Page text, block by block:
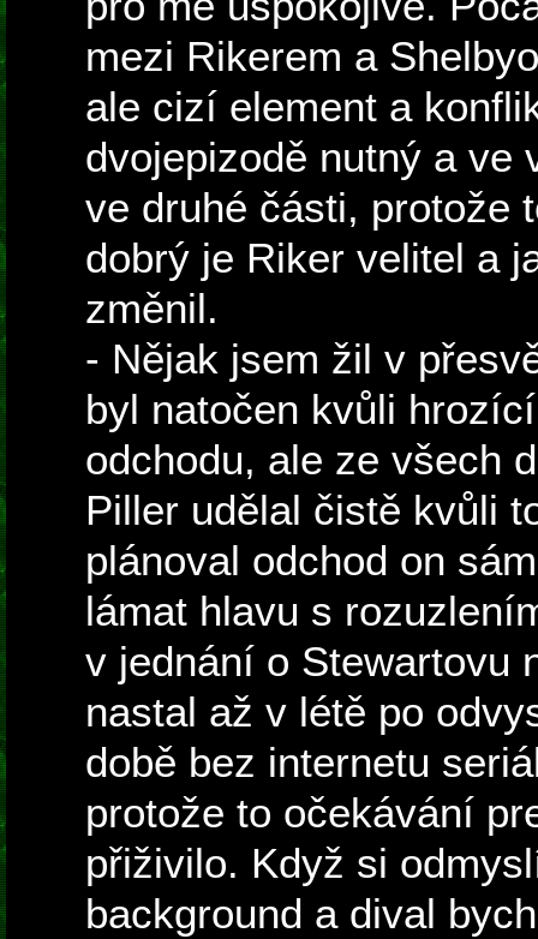
mezi Rikerem a
ale cizí element a
dvojepizodě nutný a ve
ve druhé části, protože
dobrý je Riker velitel a
změnil.
- Nějak jsem žil v
byl natočen kvůli
odchodu, ale ze všech
Piller udělal čistě kvůli
plánoval odchod on
lámat hlavu s
v jednání o Stewartovu
nastal až v létě po
době bez internetu
protože to očekávání
přiživilo. Když si
background a dival